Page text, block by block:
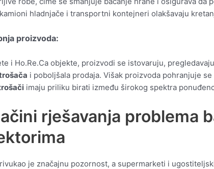
hladnjače i transportni kontejneri olakšavaju
proizvoda:
i Ho.Re.Ca objekte, proizvodi se istovaruju,
i poboljšala prodaja. Višak proizvoda pohranjuje
imaju priliku birati između širokog spektra
rješavanja problema
je značajnu pozornost, a supermarketi i